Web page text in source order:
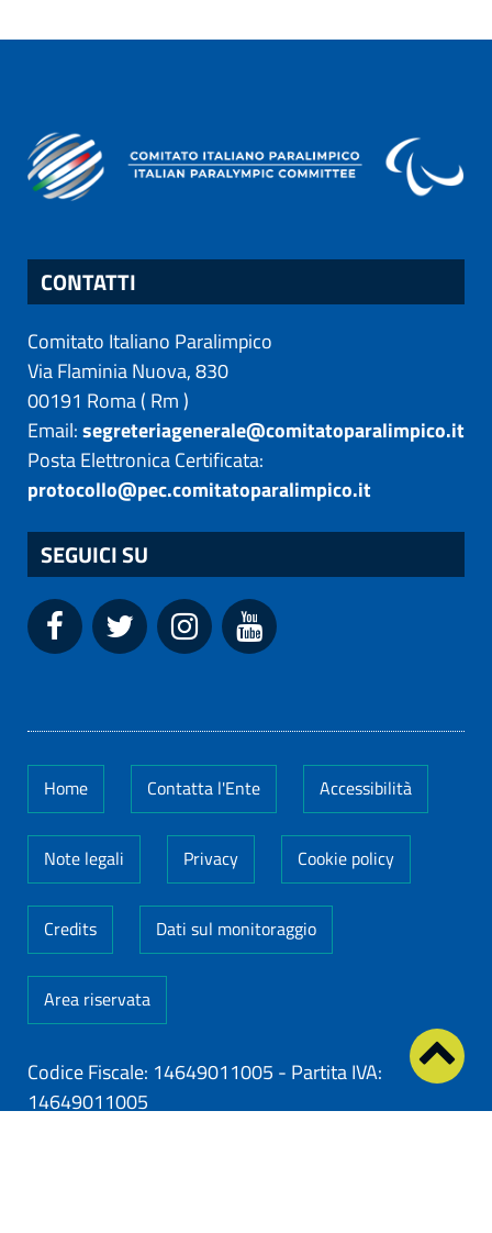
CONTATTI
Comitato Italiano Paralimpico
Via Flaminia Nuova, 830
00191 Roma( Rm)
Email:segreteriagenerale@comitatoparalimpico.it
Posta Elettronica Certificata:
protocollo@pec.comitatoparalimpico.it
SEGUICI SU
Home Contatta l'Ente Accessibilità
Note legali Privacy Cookie policy
Credits Dati sul monitoraggio
Area riservata
Codice Fiscale: 14649011005 - Partita IVA:
14649011005